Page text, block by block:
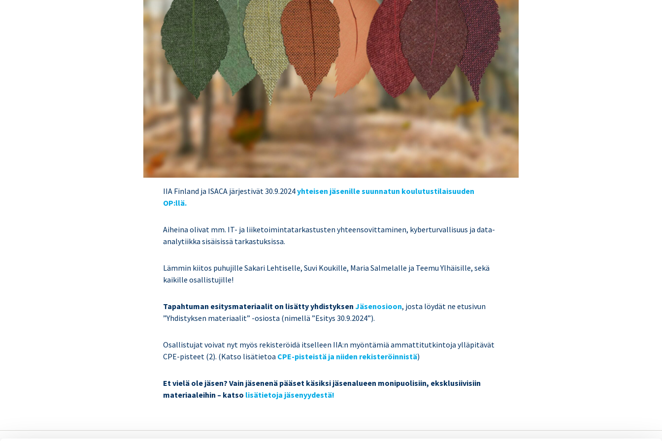
IIA Finland ja ISACA järjestivät 30.9.2024yhteisen jäsenille suunnatun koulutustilaisuuden
OP:llä.
Aiheina olivat mm. IT- ja liiketoimintatarkastusten yhteensovittaminen, kyberturvallisuus ja data-
analytiikka sisäisissä tarkastuksissa.
Lämmin kiitos puhujille Sakari Lehtiselle, Suvi Koukille, Maria Salmelalle ja Teemu Ylhäisille, sekä
kaikille osallistujille!
Tapahtuman esitysmateriaalit on lisätty yhdistyksenJäsenosioon, josta löydät ne etusivun
”Yhdistyksen materiaalit” -osiosta (nimellä”Esitys 30.9.2024”).
Osallistujat voivat nyt myös rekisteröidä itselleen IIA:n myöntämiä ammattitutkintoja ylläpitävät
CPE-pisteet (2). (Katso lisätietoa CPE-pisteistä ja niiden rekisteröinnistä)
Et vielä ole jäsen? Vain jäsenenä pääset käsiksi jäsenalueen monipuolisiin, eksklusiivisiin
materiaaleihin – katso lisätietoja jäsenyydestä!